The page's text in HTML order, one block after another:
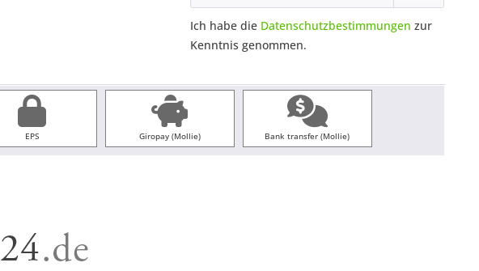
Ich habe die Datenschutzbestimmungen zur
Kenntnis genommen.
EPS Giropay (Mollie) Bank transfer (Mollie)